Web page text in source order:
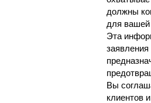
должны
для вашей
Эта
Вы
клиентов